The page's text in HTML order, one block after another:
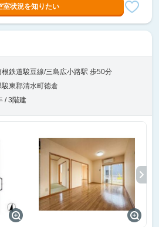
室状況を知りたい
根鉄道駿豆線/三島広小路駅 歩50分
駿東郡清水町徳倉
/ 3階建